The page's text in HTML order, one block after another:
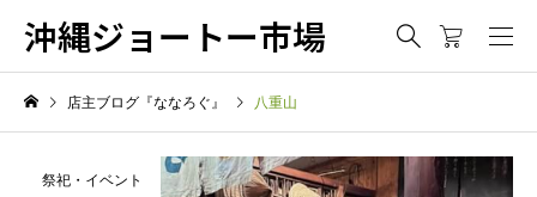
沖縄ジョートー市場
店主ブログ『ななろぐ』 八重山
祭祀・イベント